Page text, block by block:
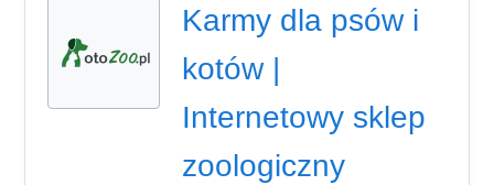
Karmy dla psów i
kotów |
Internetowy sklep
zoologiczny